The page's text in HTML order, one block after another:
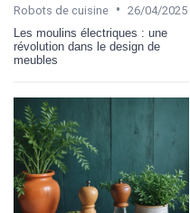
Robots de cuisine • 26/04/2025
Les moulins électriques : une
révolution dans le design de
meubles